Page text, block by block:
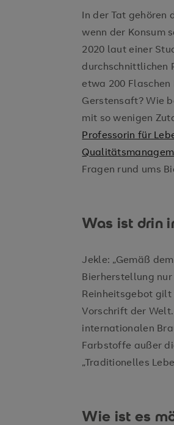
In der Tat gehören
wenn der Konsum
2020 laut einer
durchschnittlichen
etwa 200 Flaschen
Gerstensaft? Wie
mit so wenigen
Professorin für
Fragen rund ums
Was ist drin
Jekle: „Gemäß
Bierherstellung nur
Reinheitsgebot
Vorschrift der Welt.
internationalen
Farbstoffe außer
„Traditionelles
Wie ist es